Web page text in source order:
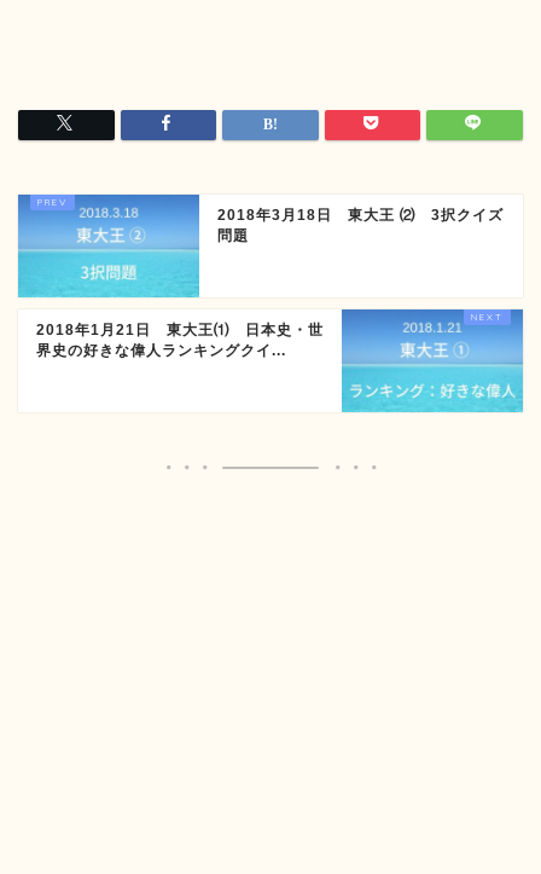
2018年3月18日 東大王 ⑵ 3択クイズ
問題
2018年1月21日 東大王⑴ 日本史・世
界史の好きな偉人ランキングクイ...